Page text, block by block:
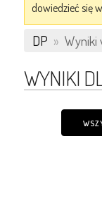
dowiedzieć się
DP » Wyniki
WYNIKI